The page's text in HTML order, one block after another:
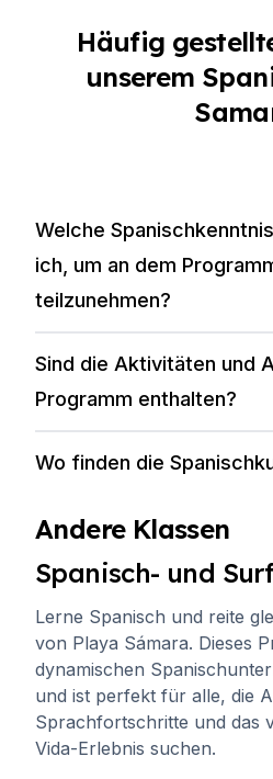
Häufig
unserem
Welche
ich, um an dem
teilzunehmen?
Sind die Aktivitäten und
Programm enthalten?
Wo finden die
Andere Klassen
Spanisch- und
Lerne Spanisch und reite
von Playa Sámara. Dieses
dynamischen
und ist perfekt für alle, die
Sprachfortschritte und das
Vida-Erlebnis suchen.